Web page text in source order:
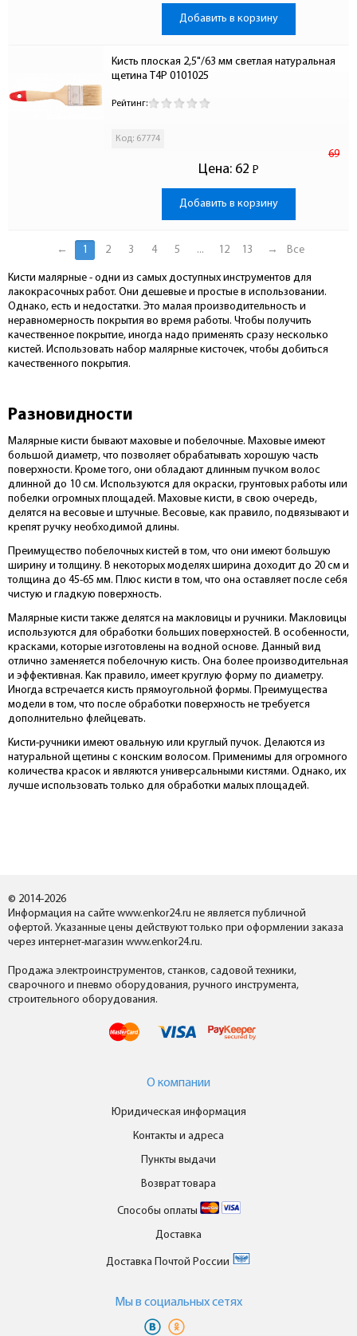
Добавить в корзину
Кисть плоская 2,5"/63 мм светлая натуральная
щетина T4P 0101025
Рейтинг:
Код: 67774
Цена:
69
62 Р
-
Добавить в корзину
← 1 2 3 4 5 ... 12 13 → Все
Кисти малярные - одни из самых доступных инструментов для
лакокрасочных работ. Они дешевые и простые в использовании.
Однако, есть и недостатки. Это малая производительность и
неравномерность покрытия во время работы. Чтобы получить
качественное покрытие, иногда надо применять сразу несколько
кистей. Использовать набор малярные кисточек, чтобы добиться
качественного покрытия.
Разновидности
Малярные кисти бывают маховые и побелочные. Маховые имеют
большой диаметр, что позволяет обрабатывать хорошую часть
поверхности. Кроме того, они обладают длинным пучком волос
длинной до 10 см. Используются для окраски, грунтовых работы или
побелки огромных площадей. Маховые кисти, в свою очередь,
делятся на весовые и штучные. Весовые, как правило, подвязывают и
крепят ручку необходимой длины.
Преимущество побелочных кистей в том, что они имеют большую
ширину и толщину. В некоторых моделях ширина доходит до 20 см и
толщина до 45-65 мм. Плюс кисти в том, что она оставляет после себя
чистую и гладкую поверхность.
Малярные кисти также делятся на макловицы и ручники. Макловицы
используются для обработки больших поверхностей. В особенности,
красками, которые изготовлены на водной основе. Данный вид
отлично заменяется побелочную кисть. Она более производительная
и эффективная. Как правило, имеет круглую форму по диаметру.
Иногда встречается кисть прямоугольной формы. Преимущества
модели в том, что после обработки поверхность не требуется
дополнительно флейцевать.
Кисти-ручники имеют овальную или круглый пучок. Делаются из
натуральной щетины с конским волосом. Применимы для огромного
количества красок и являются универсальными кистями. Однако, их
лучше использовать только для обработки малых площадей.
© 2014-2026
Информация на сайте www.enkor24.ru не является публичной
офертой. Указанные цены действуют только при оформлении заказа
через интернет-магазин www.enkor24.ru.
Продажа электроинструментов, станков, садовой техники,
сварочного и пневмо оборудования, ручного инструмента,
строительного оборудования.
О компании
Юридическая информация
Контакты и адреса
Пункты выдачи
Возврат товара
Способы оплаты
Доставка
Доставка Почтой России
Мы в cоциальных сетях